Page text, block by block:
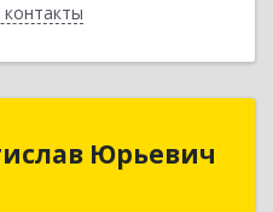
Юрьевич
АО, Ноябрьск г,